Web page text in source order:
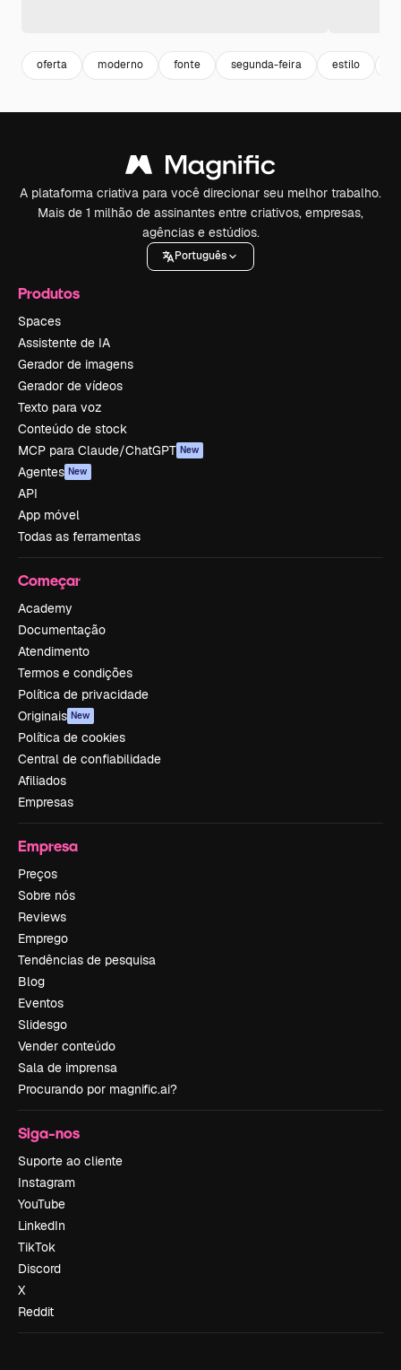
oferta moderno fonte segunda-feira estilo
A plataforma criativa para você direcionar seu melhor trabalho.
Mais de 1 milhão de assinantes entre criativos, empresas,
agências e estúdios.
Português
Produtos
Spaces
Assistente de IA
Gerador de imagens
Gerador de vídeos
Texto para voz
Conteúdo de stock
MCP para Claude/ChatGPT New
Agentes New
API
App móvel
Todas as ferramentas
Começar
Academy
Documentação
Atendimento
Termos e condições
Política de privacidade
Originais New
Política de cookies
Central de confiabilidade
Afiliados
Empresas
Empresa
Preços
Sobre nós
Reviews
Emprego
Tendências de pesquisa
Blog
Eventos
Slidesgo
Vender conteúdo
Sala de imprensa
Procurando por magnific.ai?
Siga-nos
Suporte ao cliente
Instagram
YouTube
LinkedIn
TikTok
Discord
X
Reddit